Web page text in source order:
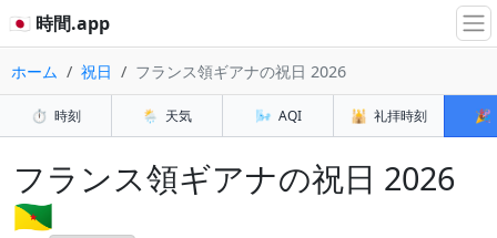
🇯🇵 時間.app
ホーム 祝日 フランス領ギアナの祝日 2026
⏱️ 時刻 🌦️ 天気 🌬️ AQI 🕌 礼拝時刻 🎉
フランス領ギアナの祝日 2026
🇬🇫